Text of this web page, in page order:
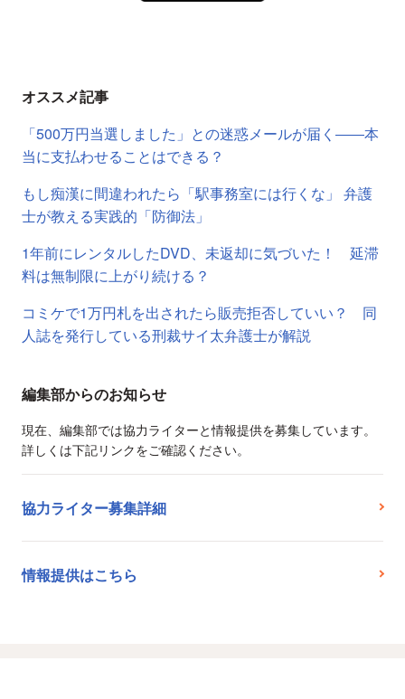
オススメ記事
「500万円当選しました」との迷惑メールが届く――本
当に支払わせることはできる？
もし痴漢に間違われたら「駅事務室には行くな」 弁護
士が教える実践的「防御法」
1年前にレンタルしたDVD、未返却に気づいた！ 延滞
料は無制限に上がり続ける？
コミケで1万円札を出されたら販売拒否していい？ 同
人誌を発行している刑裁サイ太弁護士が解説
編集部からのお知らせ
現在、編集部では協力ライターと情報提供を募集しています。
詳しくは下記リンクをご確認ください。
協力ライター募集詳細
情報提供はこちら